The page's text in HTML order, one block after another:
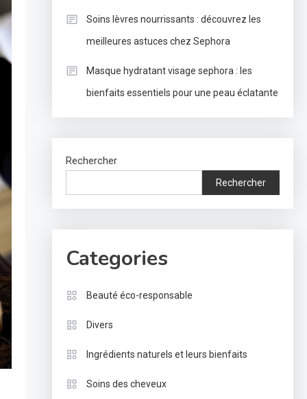
Soins lèvres nourrissants : découvrez les
meilleures astuces chez Sephora
Masque hydratant visage sephora : les
bienfaits essentiels pour une peau éclatante
Rechercher
Rechercher
Categories
Beauté éco-responsable
Divers
Ingrédients naturels et leurs bienfaits
Soins des cheveux